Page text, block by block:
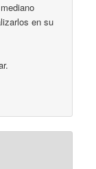
en su